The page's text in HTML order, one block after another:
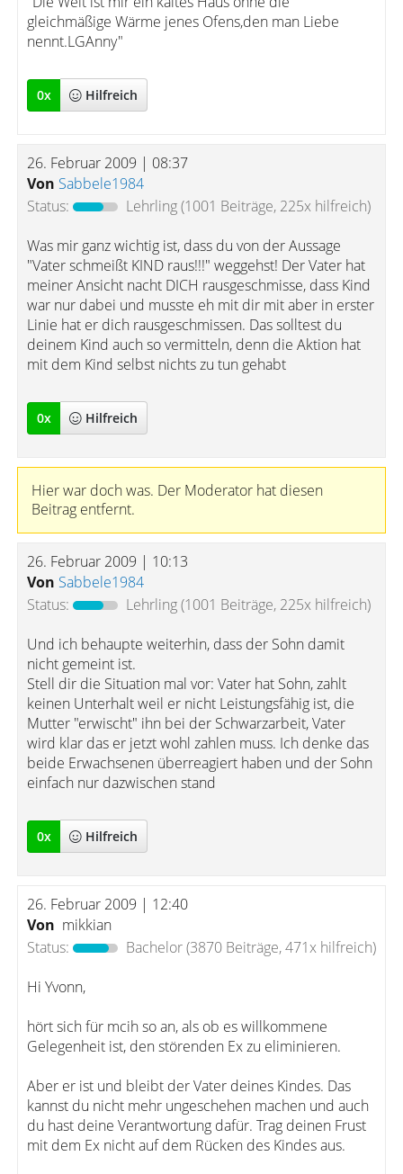
gleichmäßige Wärme jenes Ofens,den man Liebe
nennt.LGAnny"
0x Hilfreich
26. Februar 2009 | 08:37
Von Sabbele1984
Status:
Lehrling(1001 Beiträge, 225x hilfreich)
Was mir ganz wichtig ist, dass du von der Aussage
"Vater schmeißt KIND raus!!!" weggehst! Der Vater hat
meiner Ansicht nacht DICH rausgeschmisse, dass Kind
war nur dabei und musste eh mit dir mit aber in erster
Linie hat er dich rausgeschmissen. Das solltest du
deinem Kind auch so vermitteln, denn die Aktion hat
mit dem Kind selbst nichts zu tun gehabt
0x Hilfreich
Hier war doch was. Der Moderator hat diesen
Beitrag entfernt.
26. Februar 2009 | 10:13
Von Sabbele1984
Status:
Lehrling(1001 Beiträge, 225x hilfreich)
Und ich behaupte weiterhin, dass der Sohn damit
nicht gemeint ist.
Stell dir die Situation mal vor: Vater hat Sohn, zahlt
keinen Unterhalt weil er nicht Leistungsfähig ist, die
Mutter "erwischt" ihn bei der Schwarzarbeit, Vater
wird klar das er jetzt wohl zahlen muss. Ich denke das
beide Erwachsenen überreagiert haben und der Sohn
einfach nur dazwischen stand
0x Hilfreich
26. Februar 2009 | 12:40
Von mikkian
Status:
Bachelor(3870 Beiträge, 471x hilfreich)
Hi Yvonn,
hört sich für mcih so an, als ob es willkommene
Gelegenheit ist, den störenden Ex zu eliminieren.
Aber er ist und bleibt der Vater deines Kindes. Das
kannst du nicht mehr ungeschehen machen und auch
du hast deine Verantwortung dafür. Trag deinen Frust
mit dem Ex nicht auf dem Rücken des Kindes aus.